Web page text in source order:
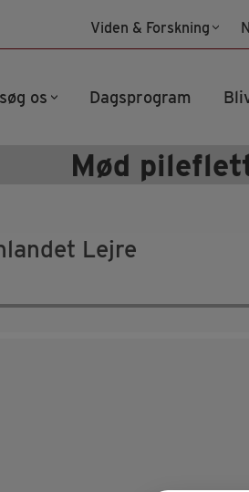
Viden & Forskning
os Dagsprogram
Mød
Lejre